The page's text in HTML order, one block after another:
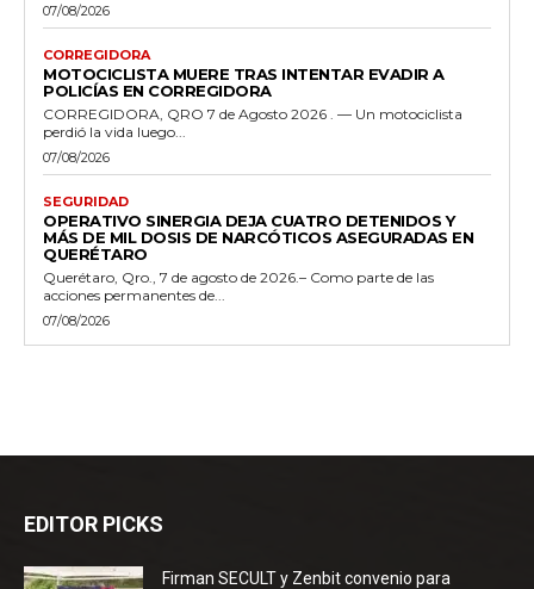
07/08/2026
CORREGIDORA
MOTOCICLISTA MUERE TRAS INTENTAR EVADIR A
POLICÍAS EN CORREGIDORA
CORREGIDORA, QRO 7 de Agosto 2026 . — Un motociclista
perdió la vida luego...
07/08/2026
SEGURIDAD
OPERATIVO SINERGIA DEJA CUATRO DETENIDOS Y
MÁS DE MIL DOSIS DE NARCÓTICOS ASEGURADAS EN
QUERÉTARO
Querétaro, Qro., 7 de agosto de 2026.– Como parte de las
acciones permanentes de...
07/08/2026
EDITOR PICKS
Firman SECULT y Zenbit convenio para